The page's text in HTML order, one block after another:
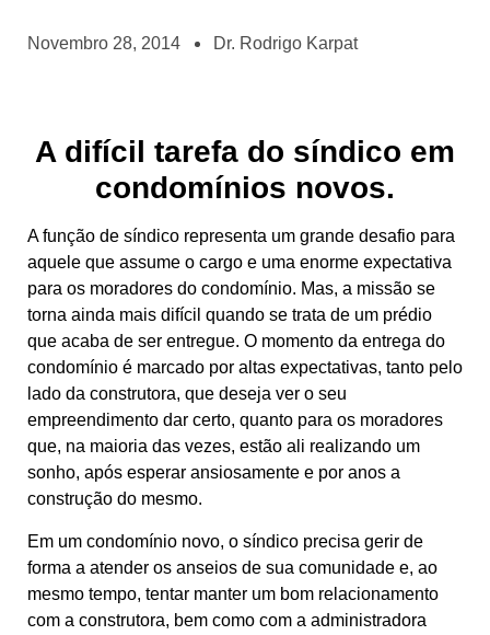
Novembro 28, 2014 Dr. Rodrigo Karpat
A difícil tarefa do síndico em
condomínios novos.
A função de síndico representa um grande desafio para
aquele que assume o cargo e uma enorme expectativa
para os moradores do condomínio. Mas, a missão se
torna ainda mais difícil quando se trata de um prédio
que acaba de ser entregue. O momento da entrega do
condomínio é marcado por altas expectativas, tanto pelo
lado da construtora, que deseja ver o seu
empreendimento dar certo, quanto para os moradores
que, na maioria das vezes, estão ali realizando um
sonho, após esperar ansiosamente e por anos a
construção do mesmo.
Em um condomínio novo, o síndico precisa gerir de
forma a atender os anseios de sua comunidade e, ao
mesmo tempo, tentar manter um bom relacionamento
com a construtora, bem como com a administradora